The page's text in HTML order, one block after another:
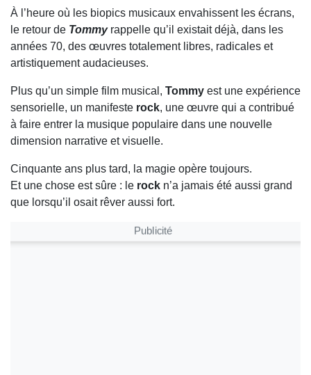
À l’heure où les biopics musicaux envahissent les écrans,
le retour de Tommyrappelle qu’il existait déjà, dans les
années 70, des œuvres totalement libres, radicales et
artistiquement audacieuses.
Plus qu’un simple film musical, Tommy est une expérience
sensorielle, un manifeste rock, une œuvre qui a contribué
à faire entrer la musique populaire dans une nouvelle
dimension narrative et visuelle.
Cinquante ans plus tard, la magie opère toujours.
Et une chose est sûre : le rock n’a jamais été aussi grand
que lorsqu’il osait rêver aussi fort.
Publicité